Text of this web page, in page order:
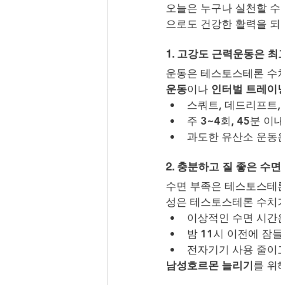
오늘은 누구나 실천할
으로도 건강한 활력을
1. 고강도 근력운동은
운동은 테스토스테론
운동이나 인터벌 트레이
스쿼트, 데드리프
주 3~4회, 45분 이
과도한 유산소 운
2. 충분하고 질 좋은 수면
수면 부족은 테스토스
성은 테스토스테론 수
이상적인 수면 시
밤 11시 이전에 잠
전자기기 사용 줄
남성호르몬 늘리기를 위